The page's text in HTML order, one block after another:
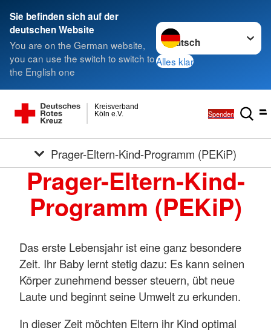
Sie befinden sich auf der
deutschen Website
You are on the German website,
you can use the switch to switch to
the English one
Sprache wechseln zu
Alles klar
Köln e.V.
Kreisverband
Spenden
Prager-Eltern-Kind-Programm (PEKiP)
Prager-Eltern-Kind-
Programm (PEKiP)
Das erste Lebensjahr ist eine ganz besondere
Zeit. Ihr Baby lernt stetig dazu: Es kann seinen
Körper zunehmend besser steuern, übt neue
Laute und beginnt seine Umwelt zu erkunden.
In dieser Zeit möchten Eltern ihr Kind optimal